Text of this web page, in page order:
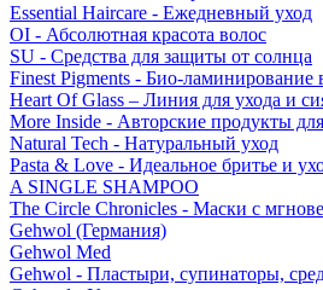
Essential Haircare - Eжедневный уход
OI - Абсолютная красота волос
SU - Средства для защиты от солнца
Finest Pigments - Био-ламинирование
Heart Of Glass – Линия для ухода и
More Inside - Авторские продукты
Natural Tech - Натуральный уход
Pasta & Love - Идеальное бритье и
A SINGLE SHAMPOO
The Circle Chronicles - Маски с
Gehwol (Германия)
Gehwol Med
Gehwol - Пластыри, супинаторы,